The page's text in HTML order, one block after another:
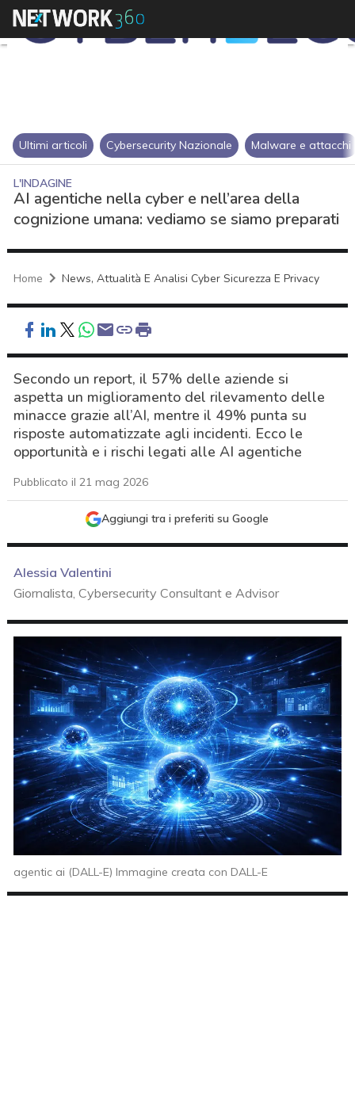
Ultimi articoli Cybersecurity Nazionale Malware e attacchi
L'INDAGINE
AI agentiche nella cyber e nell’area della
cognizione umana: vediamo se siamo preparati
Home News, Attualità E Analisi Cyber Sicurezza E Privacy
Secondo un report, il 57% delle aziende si
aspetta un miglioramento del rilevamento delle
minacce grazie all’AI, mentre il 49% punta su
risposte automatizzate agli incidenti. Ecco le
opportunità e i rischi legati alle AI agentiche
Pubblicato il 21 mag 2026
Aggiungi tra i preferiti su Google
Alessia Valentini
Giornalista, Cybersecurity Consultant e Advisor
agentic ai (DALL-E) Immagine creata con DALL-E